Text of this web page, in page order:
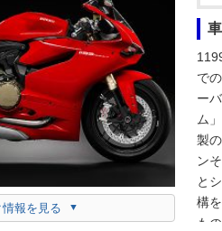
報を見る
で
ー
ム
製
ン
と
構
も